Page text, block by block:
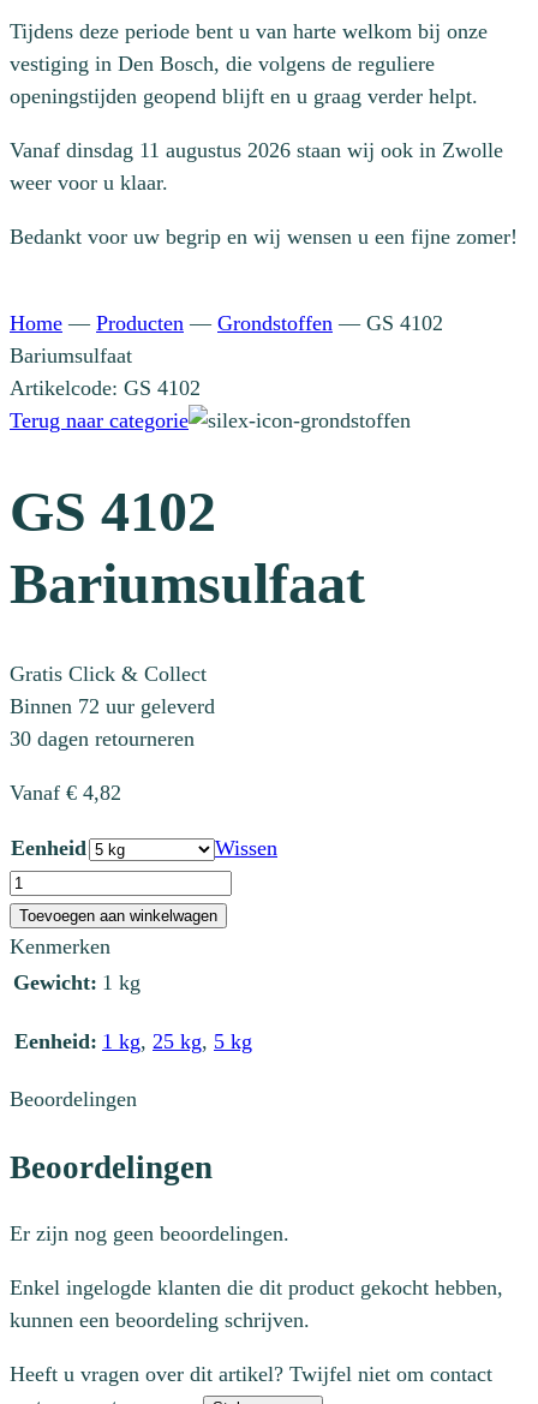
Tijdens deze periode bent u van harte welkom bij onze
vestiging in Den Bosch, die volgens de reguliere
openingstijden geopend blijft en u graag verder helpt.
Vanaf dinsdag 11 augustus 2026 staan wij ook in Zwolle
weer voor u klaar.
Bedankt voor uw begrip en wij wensen u een fijne zomer!
Home — Producten — Grondstoffen — GS 4102
Bariumsulfaat
Artikelcode: GS 4102
Terug naar categorie
GS 4102
Bariumsulfaat
Gratis Click & Collect
Binnen 72 uur geleverd
30 dagen retourneren
Vanaf € 4,82
Eenheid
Wissen
GS
4102
Bariumsulfaat
aantal
Toevoegen aan winkelwagen
Kenmerken
Gewicht: 1 kg
Eenheid: 1 kg, 25 kg, 5 kg
Beoordelingen
Beoordelingen
Er zijn nog geen beoordelingen.
Enkel ingelogde klanten die dit product gekocht hebben,
kunnen een beoordeling schrijven.
Heeft u vragen over dit artikel? Twijfel niet om contact